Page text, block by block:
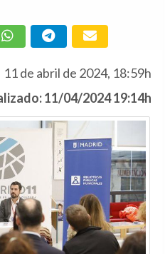
11 de abril de 2024, 18:59h
11/04/2024 19:14h